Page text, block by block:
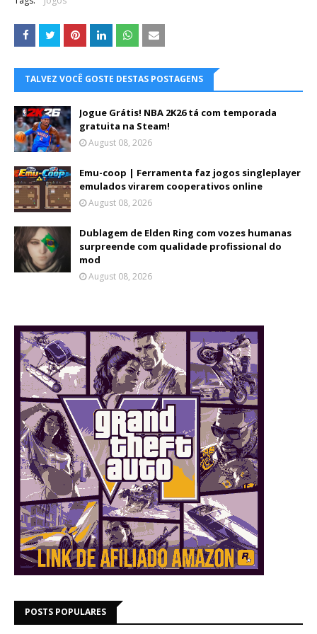
TALVEZ VOCÊ GOSTE DESTAS POSTAGENS
Jogue Grátis! NBA 2K26 tá com temporada
gratuita na Steam!
August 08, 2026
Emu-coop | Ferramenta faz jogos singleplayer
emulados virarem cooperativos online
August 08, 2026
Dublagem de Elden Ring com vozes humanas
surpreende com qualidade profissional do
mod
August 08, 2026
POSTS POPULARES